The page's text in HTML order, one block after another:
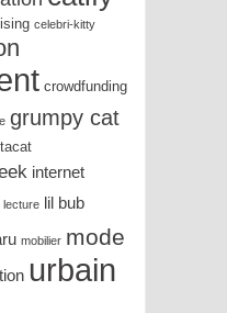
celebri-kitty
crowdfunding
grumpy cat
internet
lecture lil bub
mobilier mode
urbain